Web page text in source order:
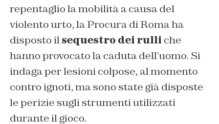
repentaglio la mobilità a causa del
violento urto, la Procura di Roma ha
disposto ilsequestro dei rulli che
hanno provocato la caduta dell’uomo. Si
indaga per lesioni colpose, al momento
contro ignoti, ma sono state già disposte
le perizie sugli strumenti utilizzati
durante il gioco.